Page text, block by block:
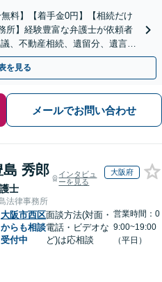
料】【着手金0円】【相続だけ
所】経験豊富な弁護士が依頼者
、不動産相続、遺留分、遺言書
を見る
メールでお問い合わせ
島 秀郎
士
インタビュ
ーを見る
大阪府
法律事務所
大阪市西区
からも相談
受付中
面談方法(対面・
電話・ビデオな
ど)は応相談
営業時間：0
9:00~19:00
（平日）